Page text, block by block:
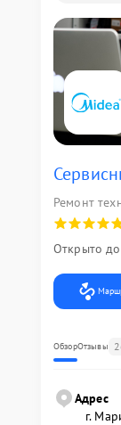
Ремонт
Открыто
ОбзорОтзывы
Адрес
г.